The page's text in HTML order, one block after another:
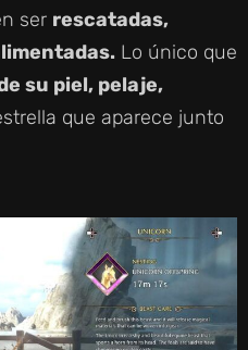
I
D
O
ser rescatadas,
Lo único que
su piel, pelaje,
que aparece junto